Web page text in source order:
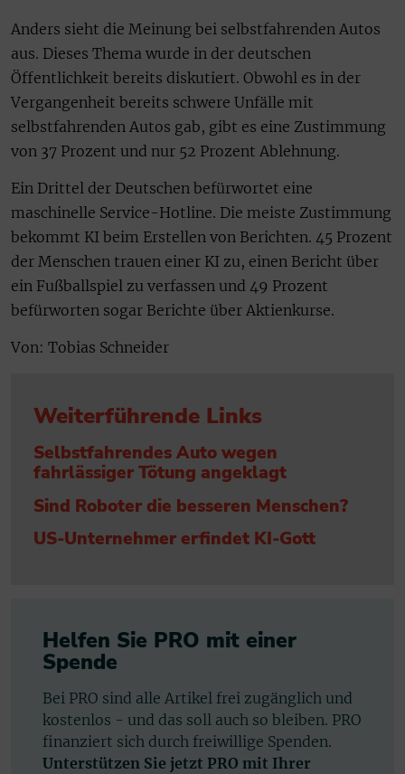
Anders sieht die Meinung bei selbstfahrenden Autos
aus. Dieses Thema wurde in der deutschen
Öffentlichkeit bereits diskutiert. Obwohl es in der
Vergangenheit bereits schwere Unfälle mit
selbstfahrenden Autos gab, gibt es eine Zustimmung
von 37 Prozent und nur 52 Prozent Ablehnung.
Ein Drittel der Deutschen befürwortet eine
maschinelle Service-Hotline. Die meiste Zustimmung
bekommt KI beim Erstellen von Berichten. 45 Prozent
der Menschen trauen einer KI zu, einen Bericht über
ein Fußballspiel zu verfassen und 49 Prozent
befürworten sogar Berichte über Aktienkurse.
Von: Tobias Schneider
Weiterführende Links
Selbstfahrendes Auto wegen
fahrlässiger Tötung angeklagt
Sind Roboter die besseren Menschen?
US-Unternehmer erfindet KI-Gott
Helfen Sie PRO mit einer
Spende
Bei PRO sind alle Artikel frei zugänglich und
kostenlos - und das soll auch so bleiben. PRO
finanziert sich durch freiwillige Spenden.
Unterstützen Sie jetzt PRO mit Ihrer